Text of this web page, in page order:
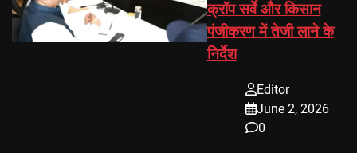
क्रॉप सर्वे और किसान
पंजीकरण में तेजी लाने के
निर्देश
Editor
June 2, 2026
0